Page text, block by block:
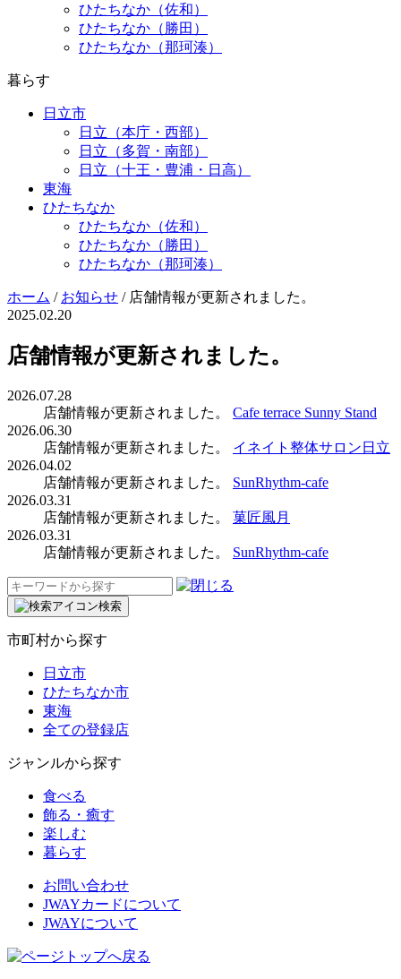
ひたちなか（佐和）
ひたちなか（勝田）
ひたちなか（那珂湊）
暮らす
日立市
日立（本庁・西部）
日立（多賀・南部）
日立（十王・豊浦・日高）
東海
ひたちなか
ひたちなか（佐和）
ひたちなか（勝田）
ひたちなか（那珂湊）
ホーム / お知らせ / 店舗情報が更新されました。
2025.02.20
店舗情報が更新されました。
2026.07.28
店舗情報が更新されました。
Cafe terrace Sunny Stand
2026.06.30
店舗情報が更新されました。
イネイト整体サロン日立
2026.04.02
店舗情報が更新されました。
SunRhythm-cafe
2026.03.31
店舗情報が更新されました。
菓匠風月
2026.03.31
店舗情報が更新されました。
SunRhythm-cafe
検
索:
検索
市町村から探す
日立市
ひたちなか市
東海
全ての登録店
ジャンルから探す
食べる
飾る・癒す
楽しむ
暮らす
お問い合わせ
JWAYカードについて
JWAYについて